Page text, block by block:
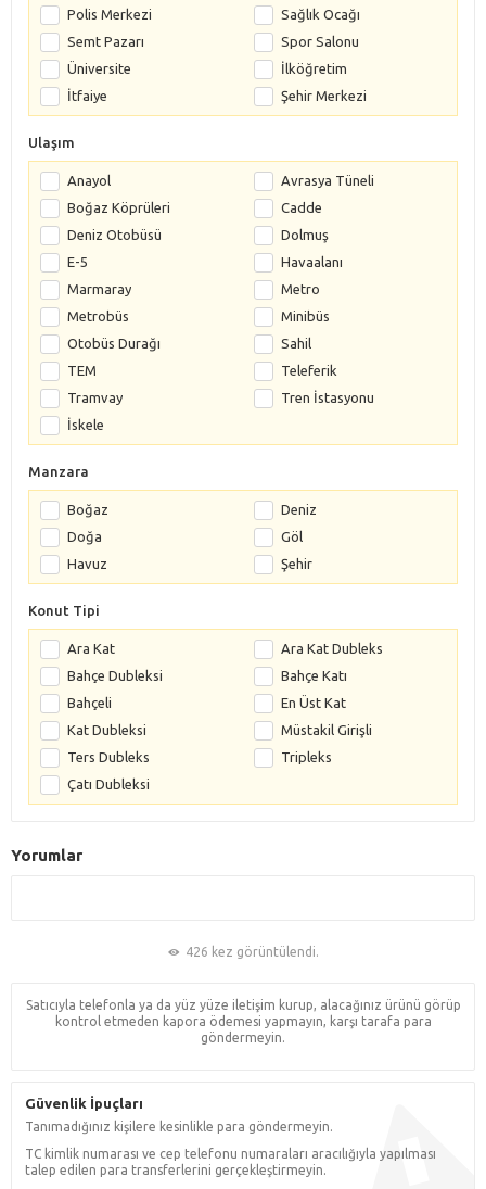
Polis Merkezi
Sağlık Ocağı
Semt Pazarı
Spor Salonu
Üniversite
İlköğretim
İtfaiye
Şehir Merkezi
Ulaşım
Anayol
Avrasya Tüneli
Boğaz Köprüleri
Cadde
Deniz Otobüsü
Dolmuş
E-5
Havaalanı
Marmaray
Metro
Metrobüs
Minibüs
Otobüs Durağı
Sahil
TEM
Teleferik
Tramvay
Tren İstasyonu
İskele
Manzara
Boğaz
Deniz
Doğa
Göl
Havuz
Şehir
Konut Tipi
Ara Kat
Ara Kat Dubleks
Bahçe Dubleksi
Bahçe Katı
Bahçeli
En Üst Kat
Kat Dubleksi
Müstakil Girişli
Ters Dubleks
Tripleks
Çatı Dubleksi
Yorumlar
426 kez görüntülendi.
Satıcıyla telefonla ya da yüz yüze iletişim kurup, alacağınız ürünü görüp
kontrol etmeden kapora ödemesi yapmayın, karşı tarafa para
göndermeyin.
Güvenlik İpuçları
Tanımadığınız kişilere kesinlikle para göndermeyin.
TC kimlik numarası ve cep telefonu numaraları aracılığıyla yapılması
talep edilen para transferlerini gerçekleştirmeyin.